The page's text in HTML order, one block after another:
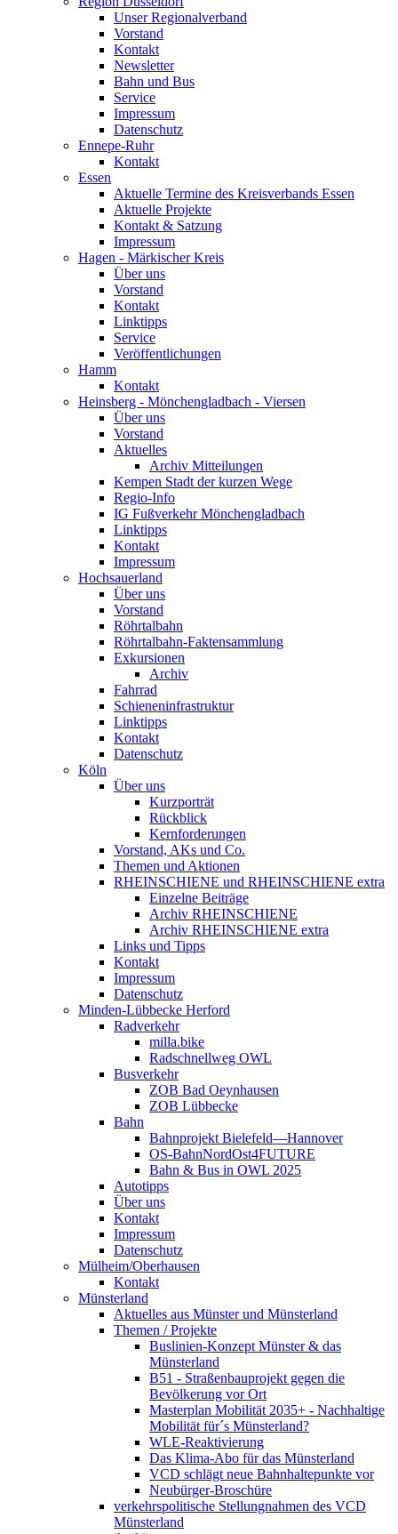
Unser Regionalverband
Vorstand
Kontakt
Newsletter
Bahn und Bus
Service
Impressum
Datenschutz
Ennepe-Ruhr
Kontakt
Essen
Aktuelle Termine des Kreisverbands Essen
Aktuelle Projekte
Kontakt & Satzung
Impressum
Hagen - Märkischer Kreis
Über uns
Vorstand
Kontakt
Linktipps
Service
Veröffentlichungen
Hamm
Kontakt
Heinsberg - Mönchengladbach - Viersen
Über uns
Vorstand
Aktuelles
Archiv Mitteilungen
Kempen Stadt der kurzen Wege
Regio-Info
IG Fußverkehr Mönchengladbach
Linktipps
Kontakt
Impressum
Hochsauerland
Über uns
Vorstand
Röhrtalbahn
Röhrtalbahn-Faktensammlung
Exkursionen
Archiv
Fahrrad
Schieneninfrastruktur
Linktipps
Kontakt
Datenschutz
Köln
Über uns
Kurzporträt
Rückblick
Kernforderungen
Vorstand, AKs und Co.
Themen und Aktionen
RHEINSCHIENE und RHEINSCHIENE extra
Einzelne Beiträge
Archiv RHEINSCHIENE
Archiv RHEINSCHIENE extra
Links und Tipps
Kontakt
Impressum
Datenschutz
Minden-Lübbecke Herford
Radverkehr
milla.bike
Radschnellweg OWL
Busverkehr
ZOB Bad Oeynhausen
ZOB Lübbecke
Bahn
Bahnprojekt Bielefeld—Hannover
OS-BahnNordOst4FUTURE
Bahn & Bus in OWL 2025
Autotipps
Über uns
Kontakt
Impressum
Datenschutz
Mülheim/Oberhausen
Kontakt
Münsterland
Aktuelles aus Münster und Münsterland
Themen / Projekte
Buslinien-Konzept Münster & das
Münsterland
B51 - Straßenbauprojekt gegen die
Bevölkerung vor Ort
Masterplan Mobilität 2035+ - Nachhaltige
Mobilität für´s Münsterland?
WLE-Reaktivierung
Das Klima-Abo für das Münsterland
VCD schlägt neue Bahnhaltepunkte vor
Neubürger-Broschüre
verkehrspolitische Stellungnahmen des VCD
Münsterland